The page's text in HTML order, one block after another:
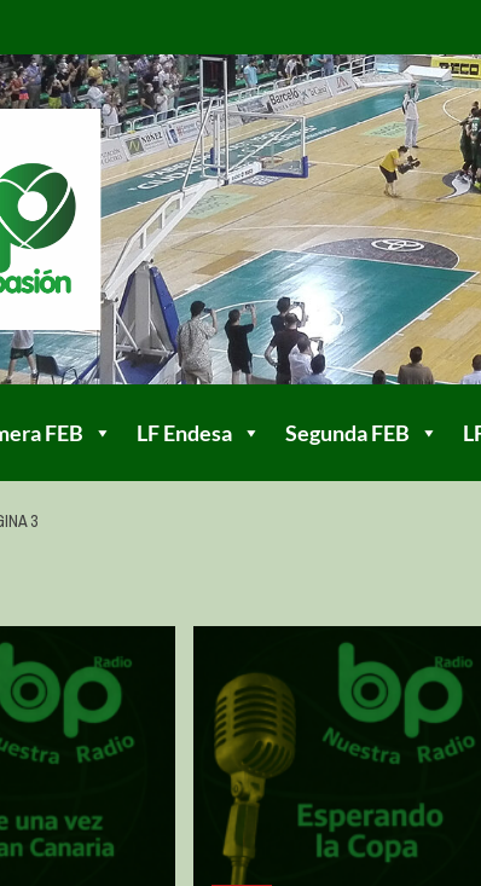
FEB LF Endesa Segunda FEB
3